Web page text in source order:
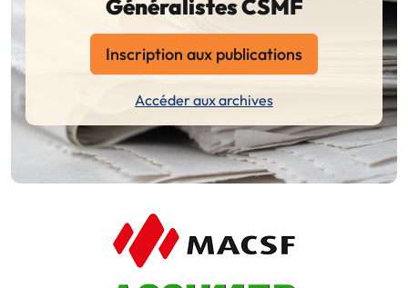
Généralistes CSMF
Inscription aux publications
Accéder aux archives